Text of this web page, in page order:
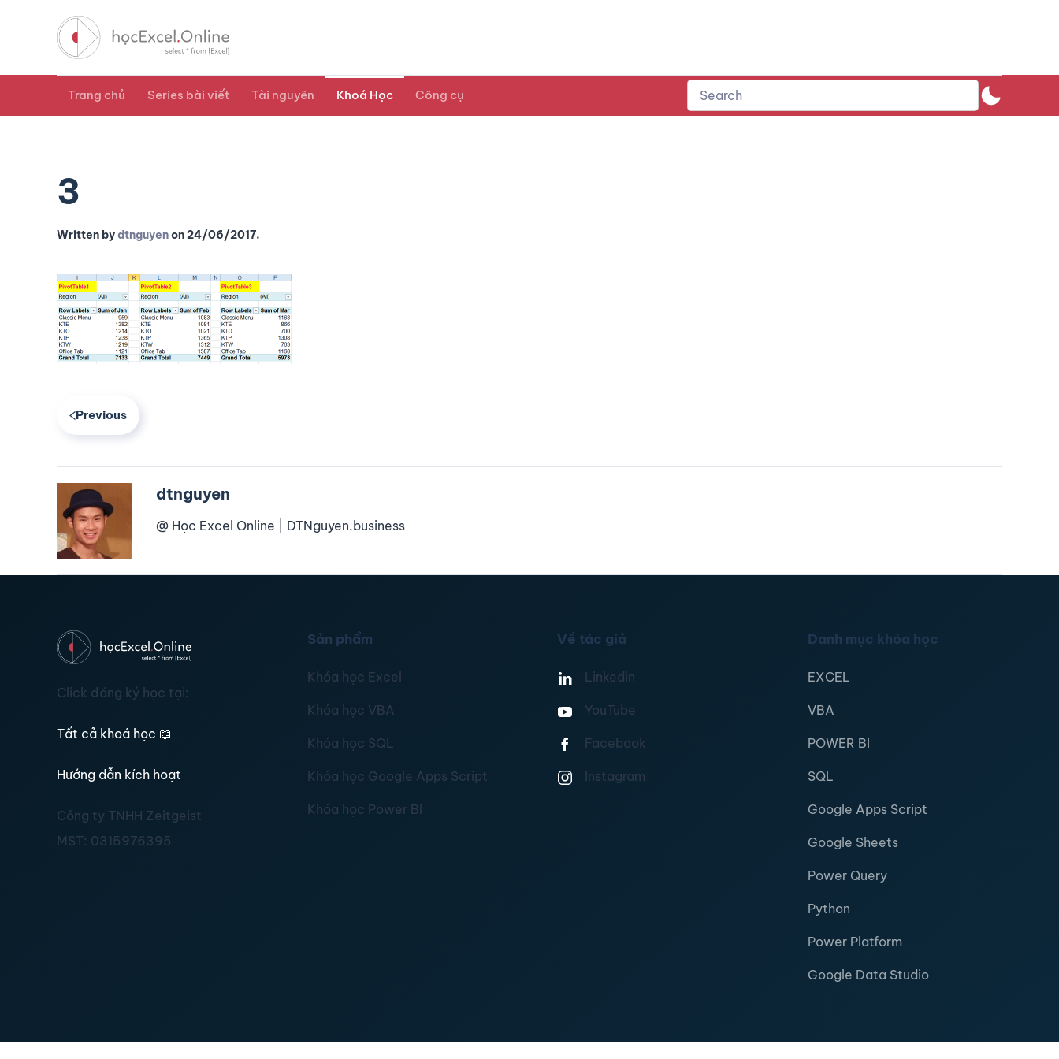
Trang chủ Series bài viết Tài nguyên Khoá Học Công cụ
3
Written bydtnguyenon24/06/2017.
Previous
dtnguyen
@ Học Excel Online | DTNguyen.business
Click đăng ký học tại:
Tất cả khoá học 📖
Hướng dẫn kích hoạt
Công ty TNHH Zeitgeist
MST: 0315976395
Sản phẩm
Khóa học Excel
Khóa học VBA
Khóa học SQL
Khóa học Google Apps Script
Khóa học Power BI
Về tác giả
Linkedin
YouTube
Facebook
Instagram
Danh mục khóa học
EXCEL
VBA
POWER BI
SQL
Google Apps Script
Google Sheets
Power Query
Python
Power Platform
Google Data Studio